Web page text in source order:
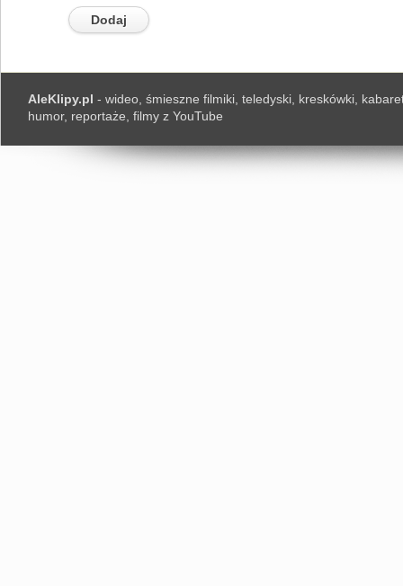
AleKlipy.pl - wideo, śmieszne filmiki, teledyski, kreskówki,
humor, reportaże, filmy z YouTube